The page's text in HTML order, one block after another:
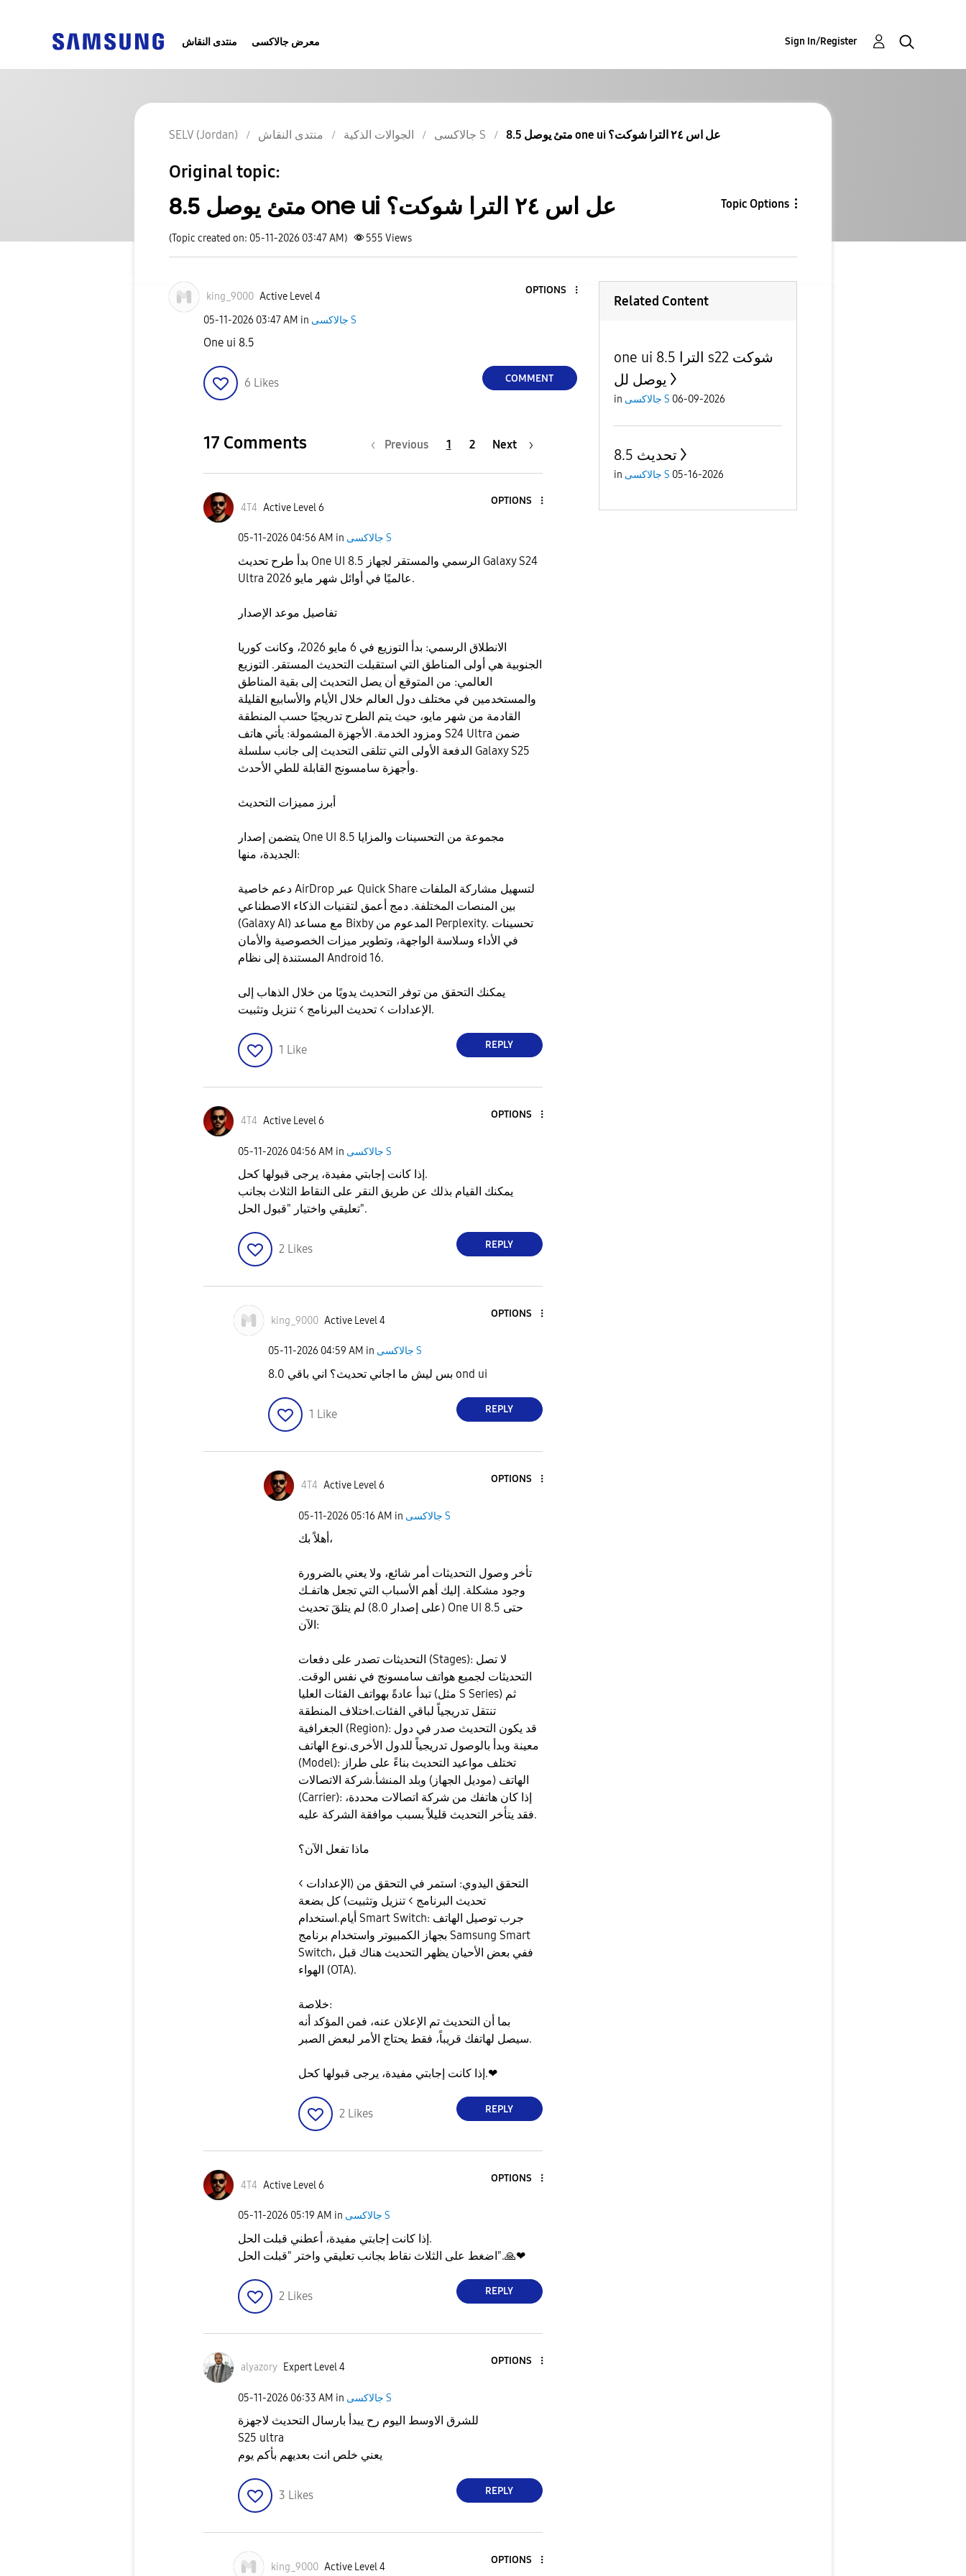
منتدى النقاش معرض جالاكسى Sign In/Register
SELV (Jordan) منتدى النقاش الجوالات الذكية جالاكسى S متئ يوصل 8.5 one ui عل اس ٢٤ الترا شوكت؟
Original topic:
متئ يوصل 8.5 one ui عل اس ٢٤ الترا شوكت؟ Topic Options
(Topic created on: 05-11-2026 03:47 AM) 555 Views
king_9000 Active Level 4
OPTIONS
‎05-11-2026 03:47 AM in جالاكسى S
One ui 8.5
6 Likes COMMENT
17 Comments Previous 1 2 Next
4T4 Active Level 6
OPTIONS
‎05-11-2026 04:56 AM in جالاكسى S
بدأ طرح تحديث One UI 8.5 الرسمي والمستقر لجهاز Galaxy S24
Ultra عالميًا في أوائل شهر مايو 2026.
تفاصيل موعد الإصدار
الانطلاق الرسمي: بدأ التوزيع في 6 مايو 2026، وكانت كوريا
الجنوبية هي أولى المناطق التي استقبلت التحديث المستقر. التوزيع
العالمي: من المتوقع أن يصل التحديث إلى بقية المناطق
والمستخدمين في مختلف دول العالم خلال الأيام والأسابيع القليلة
القادمة من شهر مايو، حيث يتم الطرح تدريجيًا حسب المنطقة
ومزود الخدمة. الأجهزة المشمولة: يأتي هاتف S24 Ultra ضمن
الدفعة الأولى التي تتلقى التحديث إلى جانب سلسلة Galaxy S25
وأجهزة سامسونج القابلة للطي الأحدث.
أبرز مميزات التحديث
يتضمن إصدار One UI 8.5 مجموعة من التحسينات والمزايا
الجديدة، منها:
دعم خاصية AirDrop عبر Quick Share لتسهيل مشاركة الملفات
بين المنصات المختلفة. دمج أعمق لتقنيات الذكاء الاصطناعي
(Galaxy AI) مع مساعد Bixby المدعوم من Perplexity. تحسينات
في الأداء وسلاسة الواجهة، وتطوير ميزات الخصوصية والأمان
المستندة إلى نظام Android 16.
يمكنك التحقق من توفر التحديث يدويًا من خلال الذهاب إلى
الإعدادات > تحديث البرنامج > تنزيل وتثبيت.
1 Like REPLY
4T4 Active Level 6
OPTIONS
‎05-11-2026 04:56 AM in جالاكسى S
إذا كانت إجابتي مفيدة، يرجى قبولها كحل.
يمكنك القيام بذلك عن طريق النقر على النقاط الثلاث بجانب
تعليقي واختيار "قبول الحل".
2 Likes REPLY
king_9000 Active Level 4
OPTIONS
‎05-11-2026 04:59 AM in جالاكسى S
بس ليش ما اجاني تحديث؟ اني باقي 8.0 ond ui
1 Like REPLY
4T4 Active Level 6
OPTIONS
‎05-11-2026 05:16 AM in جالاكسى S
أهلاً بك،
تأخر وصول التحديثات أمر شائع، ولا يعني بالضرورة
وجود مشكلة. إليك أهم الأسباب التي تجعل هاتفـك
(على إصدار 8.0) لم يتلقَ تحديث One UI 8.5 حتى
الآن:
التحديثات تصدر على دفعات (Stages): لا تصل
التحديثات لجميع هواتف سامسونج في نفس الوقت.
تبدأ عادةً بهواتف الفئات العليا (مثل S Series) ثم
تنتقل تدريجياً لباقي الفئات.اختلاف المنطقة
الجغرافية (Region): قد يكون التحديث صدر في دول
معينة وبدأ بالوصول تدريجياً للدول الأخرى.نوع الهاتف
(Model): تختلف مواعيد التحديث بناءً على طراز
الهاتف (موديل الجهاز) وبلد المنشأ.شركة الاتصالات
(Carrier): إذا كان هاتفك من شركة اتصالات محددة،
فقد يتأخر التحديث قليلاً بسبب موافقة الشركة عليه.
ماذا تفعل الآن؟
التحقق اليدوي: استمر في التحقق من (الإعدادات >
تحديث البرنامج > تنزيل وتثبيت) كل بضعة
أيام.استخدام Smart Switch: جرب توصيل الهاتف
بجهاز الكمبيوتر واستخدام برنامج Samsung Smart
Switch، ففي بعض الأحيان يظهر التحديث هناك قبل
الهواء (OTA).
خلاصة:
بما أن التحديث تم الإعلان عنه، فمن المؤكد أنه
سيصل لهاتفك قريباً، فقط يحتاج الأمر لبعض الصبر.
إذا كانت إجابتي مفيدة، يرجى قبولها كحل.❤
2 Likes REPLY
4T4 Active Level 6
OPTIONS
‎05-11-2026 05:19 AM in جالاكسى S
إذا كانت إجابتي مفيدة، أعطني قبلت الحل.
اضغط على الثلاث نقاط بجانب تعليقي واختر "قبلت الحل".🙏❤
2 Likes REPLY
alyazory Expert Level 4
OPTIONS
‎05-11-2026 06:33 AM in جالاكسى S
للشرق الاوسط اليوم رح يبدأ بارسال التحديث لاجهزة
S25 ultra
يعني خلص انت بعديهم بأكم يوم
3 Likes REPLY
king_9000 Active Level 4
OPTIONS
Related Content
one ui 8.5 الترا s22 شوكت
يوصل لل
in جالاكسى S 06-09-2026
تحديث 8.5
in جالاكسى S 05-16-2026